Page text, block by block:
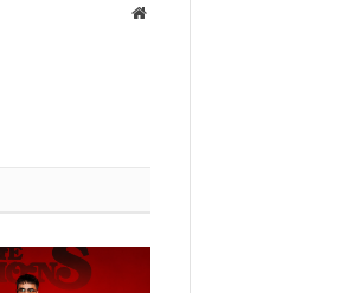
Вэбсайт